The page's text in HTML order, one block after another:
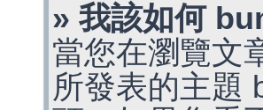
» 我該如何
當您在瀏覽文
所發表的主題